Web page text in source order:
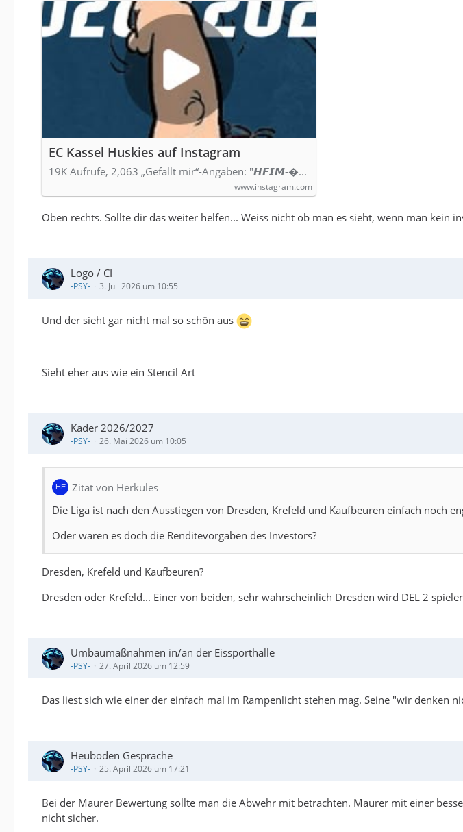
EC Kassel Huskies auf Instagram
19K Aufrufe, 2,063 „Gefällt mir“-Angaben: "𝙃𝙀𝙄𝙈-�...
www.instagram.com
Oben rechts. Sollte dir das weiter helfen... Weiss nicht ob man es sieht, wenn man kein
Logo / CI
-PSY- 3. Juli 2026 um 10:55
Und der sieht gar nicht mal so schön aus
Sieht eher aus wie ein Stencil Art
Kader 2026/2027
-PSY- 26. Mai 2026 um 10:05
Zitat von Herkules
Die Liga ist nach den Ausstiegen von Dresden, Krefeld und Kaufbeuren einfach noch
Oder waren es doch die Renditevorgaben des Investors?
Dresden, Krefeld und Kaufbeuren?
Dresden oder Krefeld... Einer von beiden, sehr wahrscheinlich Dresden wird DEL 2
Umbaumaßnahmen in/an der Eissporthalle
-PSY- 27. April 2026 um 12:59
Das liest sich wie einer der einfach mal im Rampenlicht stehen mag. Seine "wir denken
Heuboden Gespräche
-PSY- 25. April 2026 um 17:21
Bei der Maurer Bewertung sollte man die Abwehr mit betrachten. Maurer mit einer
nicht sicher.